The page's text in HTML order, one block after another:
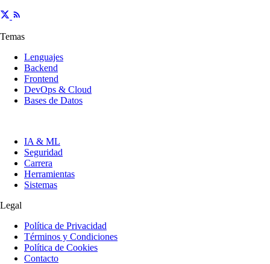
Temas
Lenguajes
Backend
Frontend
DevOps & Cloud
Bases de Datos
IA & ML
Seguridad
Carrera
Herramientas
Sistemas
Legal
Política de Privacidad
Términos y Condiciones
Política de Cookies
Contacto